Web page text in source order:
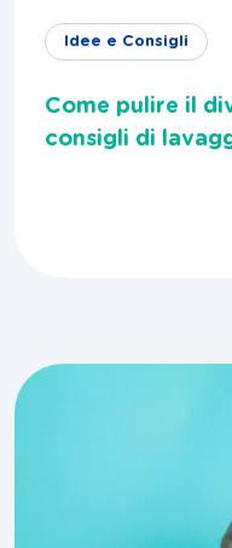
Idee e Consigli
Come pulire il
consigli di